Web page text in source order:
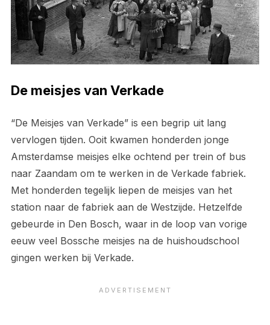
De meisjes van Verkade
“De Meisjes van Verkade” is een begrip uit lang
vervlogen tijden. Ooit kwamen honderden jonge
Amsterdamse meisjes elke ochtend per trein of bus
naar Zaandam om te werken in de Verkade fabriek.
Met honderden tegelijk liepen de meisjes van het
station naar de fabriek aan de Westzijde. Hetzelfde
gebeurde in Den Bosch, waar in de loop van vorige
eeuw veel Bossche meisjes na de huishoudschool
gingen werken bij Verkade.